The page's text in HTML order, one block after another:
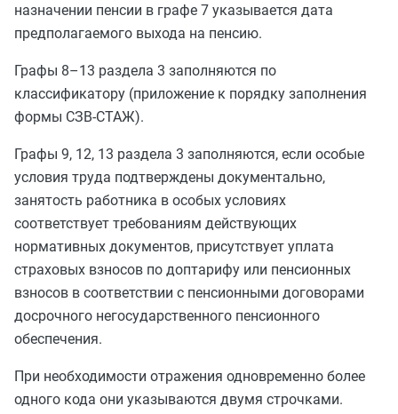
назначении пенсии в графе 7 указывается дата
предполагаемого выхода на пенсию.
Графы 8–13 раздела 3 заполняются по
классификатору (приложение к порядку заполнения
формы СЗВ-СТАЖ).
Графы 9, 12, 13 раздела 3 заполняются, если особые
условия труда подтверждены документально,
занятость работника в особых условиях
соответствует требованиям действующих
нормативных документов, присутствует уплата
страховых взносов по доптарифу или пенсионных
взносов в соответствии с пенсионными договорами
досрочного негосударственного пенсионного
обеспечения.
При необходимости отражения одновременно более
одного кода они указываются двумя строчками.